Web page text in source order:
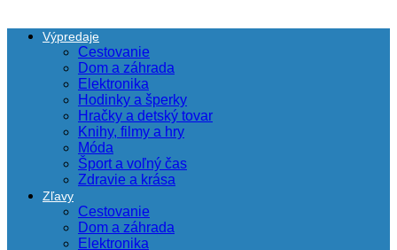
Výpredaje
Cestovanie
Dom a záhrada
Elektronika
Hodinky a šperky
Hračky a detský tovar
Knihy, filmy a hry
Móda
Šport a voľný čas
Zdravie a krása
Zľavy
Cestovanie
Dom a záhrada
Elektronika